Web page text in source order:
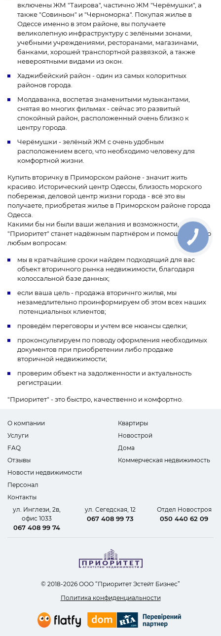
включены ЖМ "Таирова", частично ЖМ "Черёмушки", а
также "Совиньон" и "Черноморка". Покупая жилье в
Одессе именно в этом районе, вы получаете
великолепную инфраструктуру с зелёными зонами,
учебными учреждениями, ресторанами, магазинами,
банками, хорошей транспортной развязкой, а также
невероятными видами из окон.
Хаджибейский район - один из самых колоритных
районов города.
Молдаванка, воспетая знаменитыми музыкантами,
снятая во многих фильмах - сейчас это развитый
спокойный район, расположенный очень близко к
центру города.
Черёмушки - зелёный ЖМ с очень удобным
расположением всего, что необходимо человеку для
комфортной жизни.
Купить вторичку в Приморском районе - значит жить
красиво. Исторический центр Одессы, близость морского
побережья, деловой центр жизни города - всё это вы
получаете, приобретая жилье в Приморском районе города
Одесса.
Какими бы ни были ваши желания и возможности,
"Приоритет" станет надёжным партнёром и помощником по
любым вопросам:
мы в кратчайшие сроки найдем подходящий для вас
объект вторичного рынка недвижимости, благодаря
колоссальной базе данных;
если ваша цель - продажа вторичнго жилья, мы
незамедлительно проинформируем об этом всех наших
потенциальных клиентов;
проведём переговоры и учтем все нюансы сделки;
проконсультируем по поводу оформления необходимых
документов при приобретении либо продаже
вторичной недвижимости;
проверим объект на задолженности и актуальность
регистрации.
"Приоритет" - это быстро, качественно и комфортно.
О компании
Услуги
FAQ
Отзывы
Новости недвижимости
Персонал
Контакты
Квартиры
Новострой
Дома
Коммерческая недвижимость
ул. Инглези, 2в,
офис 1033
067 408 99 74
ул. Сегедская, 12
067 408 99 73
Отдел Новостроя
050 440 62 09
© 2018-2026 ООО “Приоритет Эстейт Бизнес”
Политика конфиденциальности